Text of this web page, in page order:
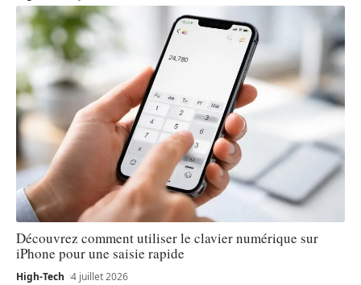
Découvrez comment utiliser le clavier numérique sur
iPhone pour une saisie rapide
High-Tech 4 juillet 2026